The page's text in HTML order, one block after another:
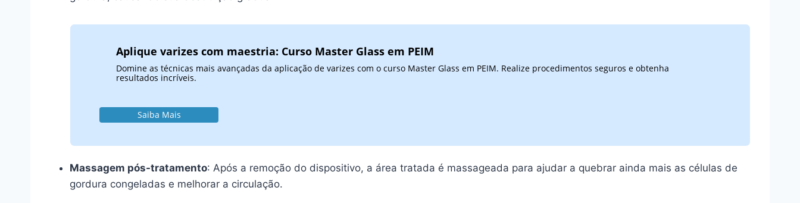
Aplique varizes com maestria: Curso Master Glass em PEIM
Domine as técnicas mais avançadas da aplicação de varizes com o curso Master Glass em PEIM. Realize procedimentos seguros e obtenha
resultados incríveis.
Saiba Mais
Massagem pós-tratamento: Após a remoção do dispositivo, a área tratada é massageada para ajudar a quebrar ainda mais as células de
gordura congeladas e melhorar a circulação.